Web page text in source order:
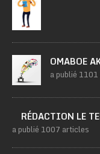
OMABOE
a publié
RÉDACTION LE
a publié 1007 articles